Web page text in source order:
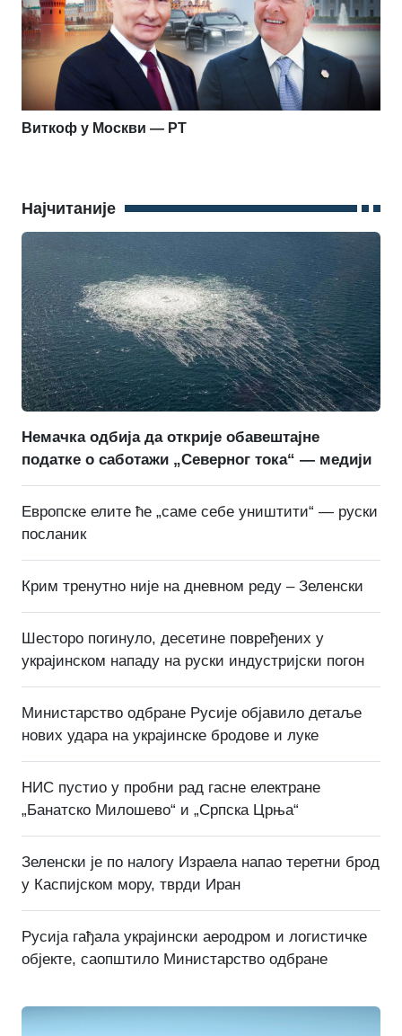
Виткоф у Москви — РТ
Најчитаније
Немачка одбија да открије обавештајне
податке о саботажи „Северног тока“ — медији
Европске елите ће „саме себе уништити“ — руски
посланик
Крим тренутно није на дневном реду – Зеленски
Шесторо погинуло, десетине повређених у
украјинском нападу на руски индустријски погон
Министарство одбране Русије објавило детаље
нових удара на украјинске бродове и луке
НИС пустио у пробни рад гасне електране
„Банатско Милошево“ и „Српска Црња“
Зеленски је по налогу Израела напао теретни брод
у Каспијском мору, тврди Иран
Русија гађала украјински аеродром и логистичке
објекте, саопштило Министарство одбране